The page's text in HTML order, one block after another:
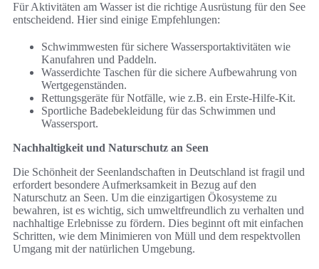
Für Aktivitäten am Wasser ist die richtige Ausrüstung für den See
entscheidend. Hier sind einige Empfehlungen:
Schwimmwesten für sichere Wassersportaktivitäten wie
Kanufahren und Paddeln.
Wasserdichte Taschen für die sichere Aufbewahrung von
Wertgegenständen.
Rettungsgeräte für Notfälle, wie z.B. ein Erste-Hilfe-Kit.
Sportliche Badebekleidung für das Schwimmen und
Wassersport.
Nachhaltigkeit und Naturschutz an Seen
Die Schönheit der Seenlandschaften in Deutschland ist fragil und
erfordert besondere Aufmerksamkeit in Bezug auf den
Naturschutz an Seen. Um die einzigartigen Ökosysteme zu
bewahren, ist es wichtig, sich umweltfreundlich zu verhalten und
nachhaltige Erlebnisse zu fördern. Dies beginnt oft mit einfachen
Schritten, wie dem Minimieren von Müll und dem respektvollen
Umgang mit der natürlichen Umgebung.